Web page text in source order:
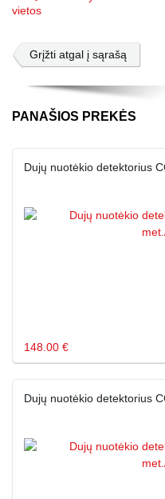
Grįžti atgal į sąrašą
PANAŠIOS PREKĖS
Dujų nuotėkio detektorius
148.00 €
Dujų nuotėkio detektorius